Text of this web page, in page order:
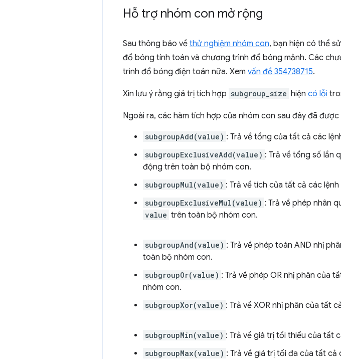
Hỗ trợ nhóm con mở rộng
Sau thông báo về thử nghiệm nhóm con, bạn hiện có thể
đổ bóng tính toán và chương trình đổ bóng mảnh. Các
trình đổ bóng điện toán nữa. Xem vấn đề 354738715.
Xin lưu ý rằng giá trị tích hợp subgroup_size hiện có lỗi
Ngoài ra, các hàm tích hợp của nhóm con sau đây đã được
subgroupAdd(value) : Trả về tổng của tất cả các
subgroupExclusiveAdd(value) : Trả về tổng số lần
động trên toàn bộ nhóm con.
subgroupMul(value) : Trả về tích của tất cả các
subgroupExclusiveMul(value) : Trả về phép nhân
value trên toàn bộ nhóm con.
subgroupAnd(value) : Trả về phép toán AND nhị
toàn bộ nhóm con.
subgroupOr(value) : Trả về phép OR nhị phân của
nhóm con.
subgroupXor(value) : Trả về XOR nhị phân của tất
subgroupMin(value) : Trả về giá trị tối thiểu của tất
subgroupMax(value) : Trả về giá trị tối đa của tất cả